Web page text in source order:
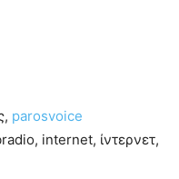
parosvoice
internet, ίντερνετ,